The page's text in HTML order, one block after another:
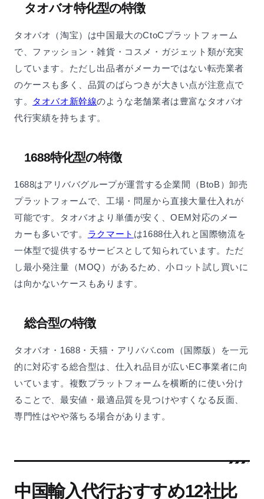
タオバオ特化型の特徴
タオバオ（淘宝）は中国最大のCtoCプラットフォーム
で、ファッション・雑貨・コスメ・ガジェット類が充実
しています。ただし出品者がメーカーではない転売業者
のケースも多く、品質のばらつきが大きい点が注意点で
す。
タオバオ新幹線のような老舗業者は豊富なタオバオ
代行実績を持ちます。
1688特化型の特徴
1688はアリババグループが運営する企業間（BtoB）卸売
プラットフォームで、工場・問屋から直接大量仕入れが
可能です。タオバオより単価が安く、OEM対応のメー
カーも多いです。 ラクマート は1688仕入れと国際物流を
一体型で提供するサービスとして知られています。ただ
し最小発注量（MOQ）があるため、小ロット試し買いに
は向かないケースもあります。
総合型の特徴
タオバオ・1688・天猫・アリババ.com（国際版）を一元
的に対応する総合型は、仕入れ品目が広いEC事業者に向
いています。複数プラットフォームを横断的に使い分け
ることで、最安値・最適品質を見つけやすくなる反面、
専門性はやや落ちる場合があります。
中国輸入代行おすすめ12社比